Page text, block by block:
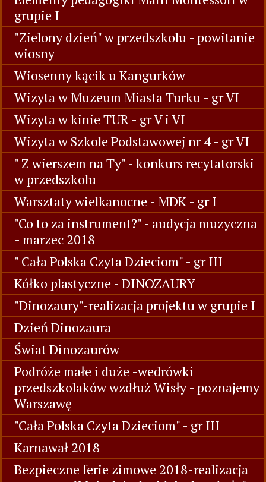
grupie I
"Zielony dzień" w przedszkolu - powitanie
wiosny
Wiosenny kącik u Kangurków
Wizyta w Muzeum Miasta Turku - gr VI
Wizyta w kinie TUR - gr V i VI
Wizyta w Szkole Podstawowej nr 4 - gr VI
" Z wierszem na Ty" - konkurs recytatorski
w przedszkolu
Warsztaty wielkanocne - MDK - gr I
"Co to za instrument?" - audycja muzyczna
- marzec 2018
" Cała Polska Czyta Dzieciom" - gr III
Kółko plastyczne - DINOZAURY
"Dinozaury"-realizacja projektu w grupie I
Dzień Dinozaura
Świat Dinozaurów
Podróże małe i duże -wedrówki
przedszkolaków wzdłuż Wisły - poznajemy
Warszawę
"Cała Polska Czyta Dzieciom" - gr III
Karnawał 2018
Bezpieczne ferie zimowe 2018-realizacja